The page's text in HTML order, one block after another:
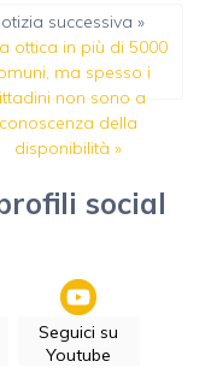
successiva »
ottica in più di 5000
ma spesso i
non sono a
conoscenza della
disponibilità »
social
Seguici su
Youtube